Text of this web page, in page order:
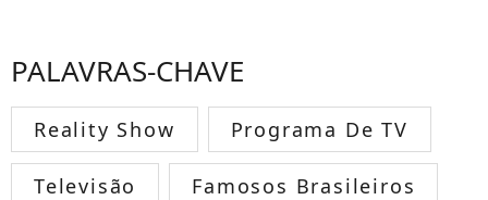
PALAVRAS-CHAVE
Reality Show Programa De TV
Televisão Famosos Brasileiros